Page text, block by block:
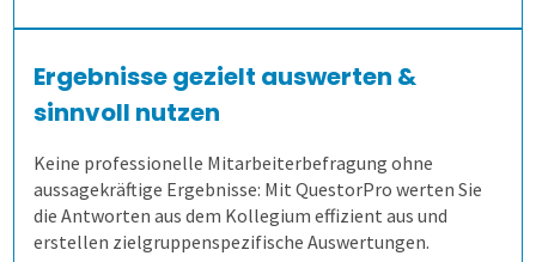
Ergebnisse gezielt auswerten &
sinnvoll nutzen
Keine professionelle Mitarbeiterbefragung ohne
aussagekräftige Ergebnisse: Mit QuestorPro werten Sie
die Antworten aus dem Kollegium effizient aus und
erstellen zielgruppenspezifische Auswertungen.